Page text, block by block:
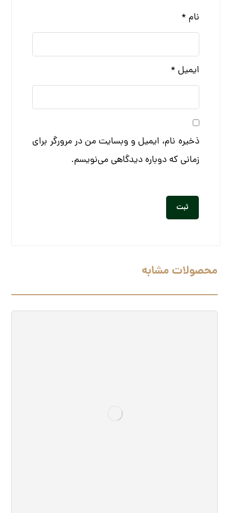
نام *
ایمیل *
ذخیره نام، ایمیل و وبسایت من در مرورگر برای
زمانی که دوباره دیدگاهی می‌نویسم.
محصولات مشابه